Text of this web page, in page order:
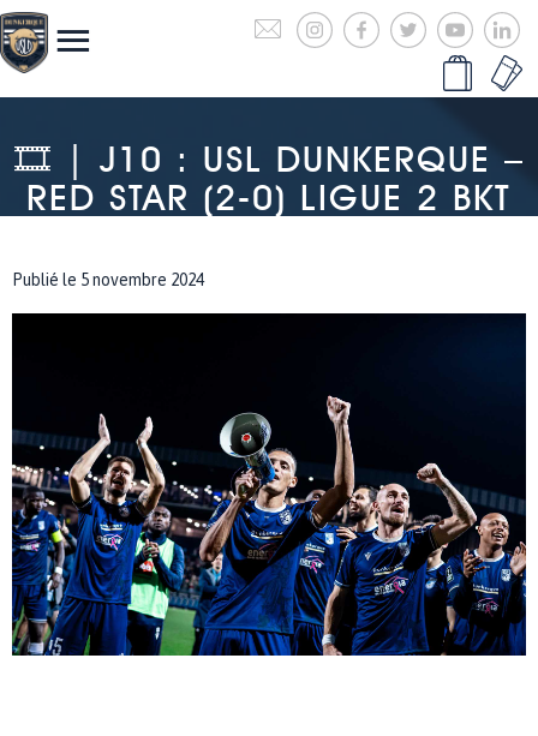
🎞 | J10 : USL DUNKERQUE –
RED STAR (2-0) LIGUE 2 BKT
Publié le 5 novembre 2024